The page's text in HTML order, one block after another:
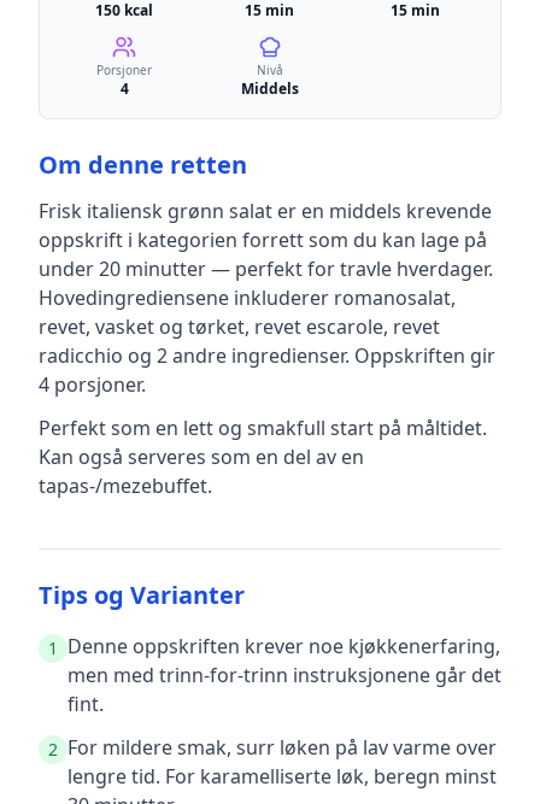
150 kcal 15 min 15 min
Porsjoner
4
Nivå
Middels
Om denne retten
Frisk italiensk grønn salat er en middels krevende
oppskrift i kategorien forrettsom du kan lage på
under 20 minutter — perfekt for travle hverdager.
Hovedingrediensene inkluderer romanosalat,
revet, vasket og tørket, revet escarole, revet
radicchio og 2 andre ingredienser. Oppskriften gir
4 porsjoner.
Perfekt som en lett og smakfull start på måltidet.
Kan også serveres som en del av en
tapas-/mezebuffet.
Tips og Varianter
1
Denne oppskriften krever noe kjøkkenerfaring,
men med trinn-for-trinn instruksjonene går det
fint.
2 For mildere smak, surr løken på lav varme over
lengre tid. For karamelliserte løk, beregn minst